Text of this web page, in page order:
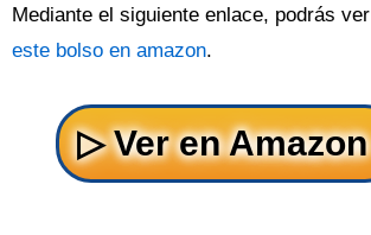
Mediante el siguiente enlace, podrás ver
este bolso en amazon.